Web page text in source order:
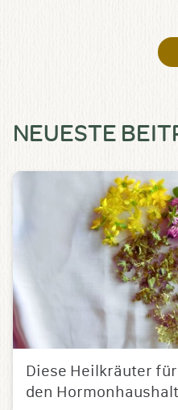
NEUESTE
Diese Heilkräuter
den Hormonhaushalt